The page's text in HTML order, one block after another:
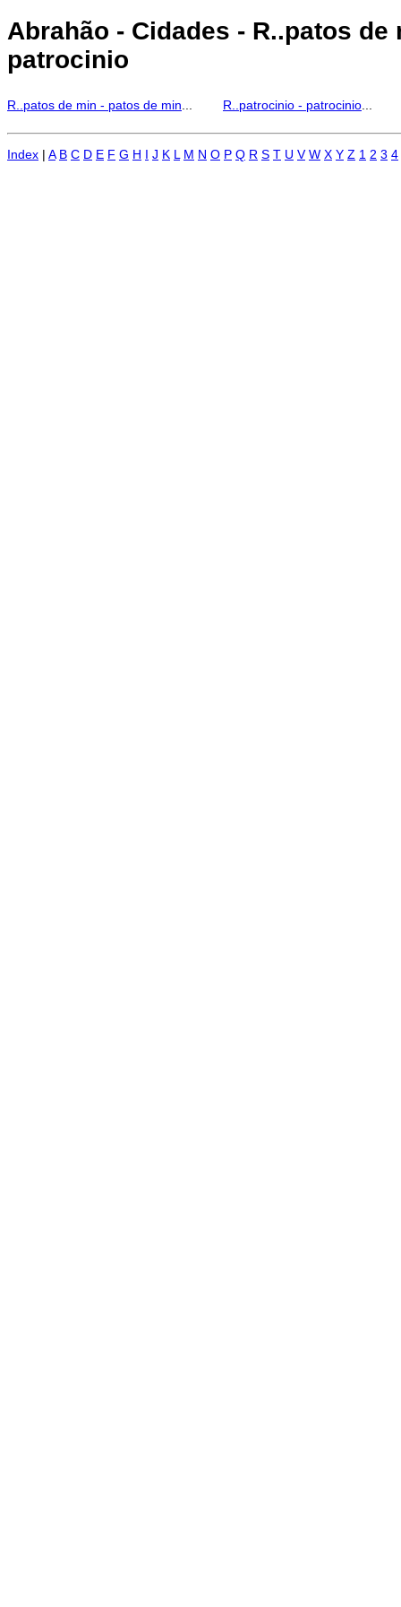
Abrahão - Cidades - R..patos
patrocinio
R..patos de min - patos de min R..patrocinio - patrocinio
Index | A B C D E F G H I J K L M N O P Q R S T U V W X Y Z 1 2 3 4